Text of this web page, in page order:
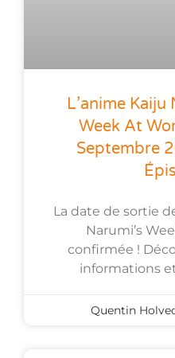
L’anime Kaiju
Week At
Septembre
La date de sortie
Narumi’s
confirmée !
informations
Quentin